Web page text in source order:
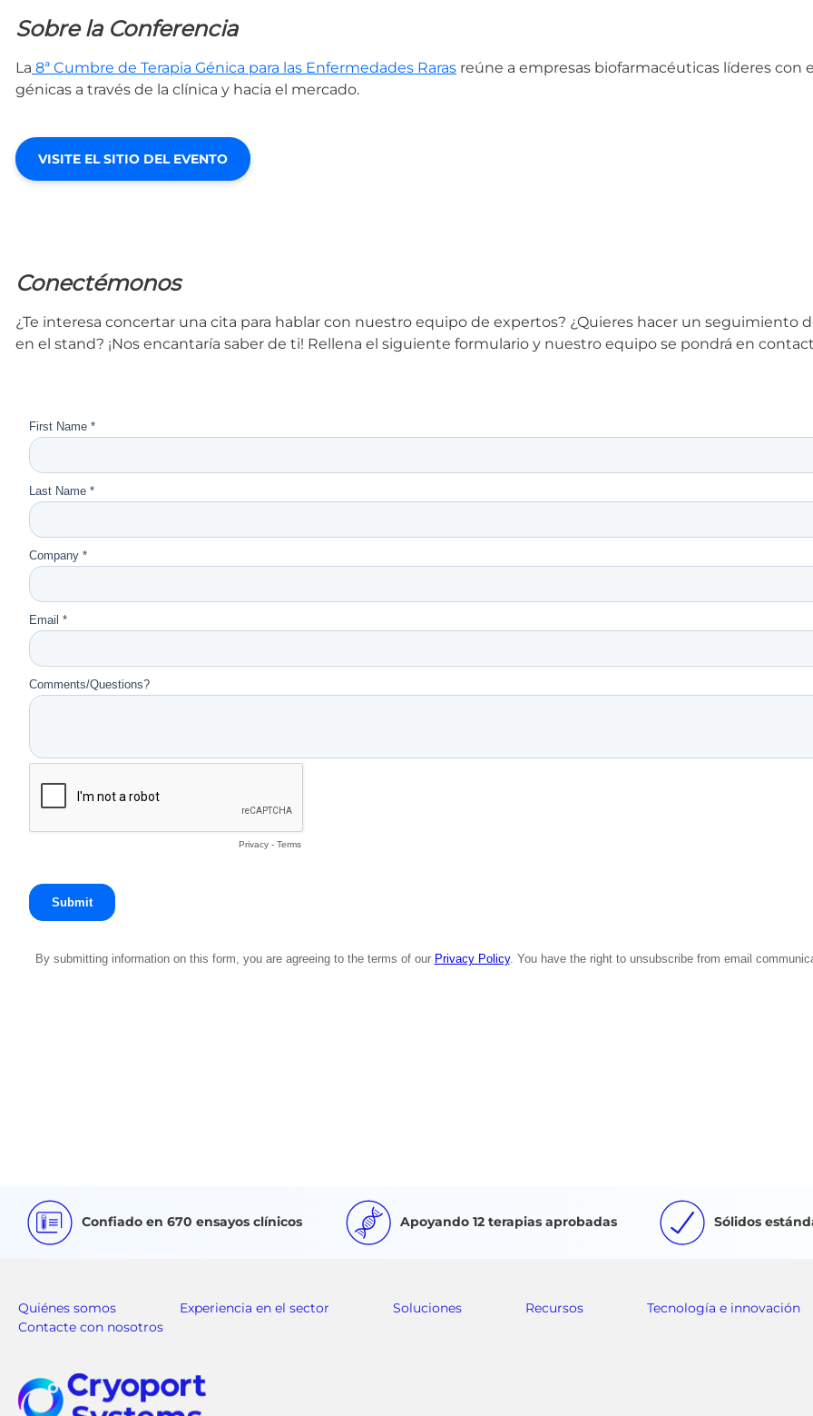
Sobre la Conferencia
La 8ª Cumbre de Terapia Génica para las Enfermedades Raras reúne a empresas biofarmacéuticas líderes con
génicas a través de la clínica y hacia el mercado.
VISITE EL SITIO DEL EVENTO
Conectémonos
¿Te interesa concertar una cita para hablar con nuestro equipo de expertos? ¿Quieres hacer un seguimiento
en el stand? ¡Nos encantaría saber de ti! Rellena el siguiente formulario y nuestro equipo se pondrá en
Confiado en 670 ensayos clínicos Apoyando 12 terapias aprobadas Sólidos
Quiénes somos Experiencia en el sector Soluciones Recursos
Tecnología e innovación
Contacte con nosotros